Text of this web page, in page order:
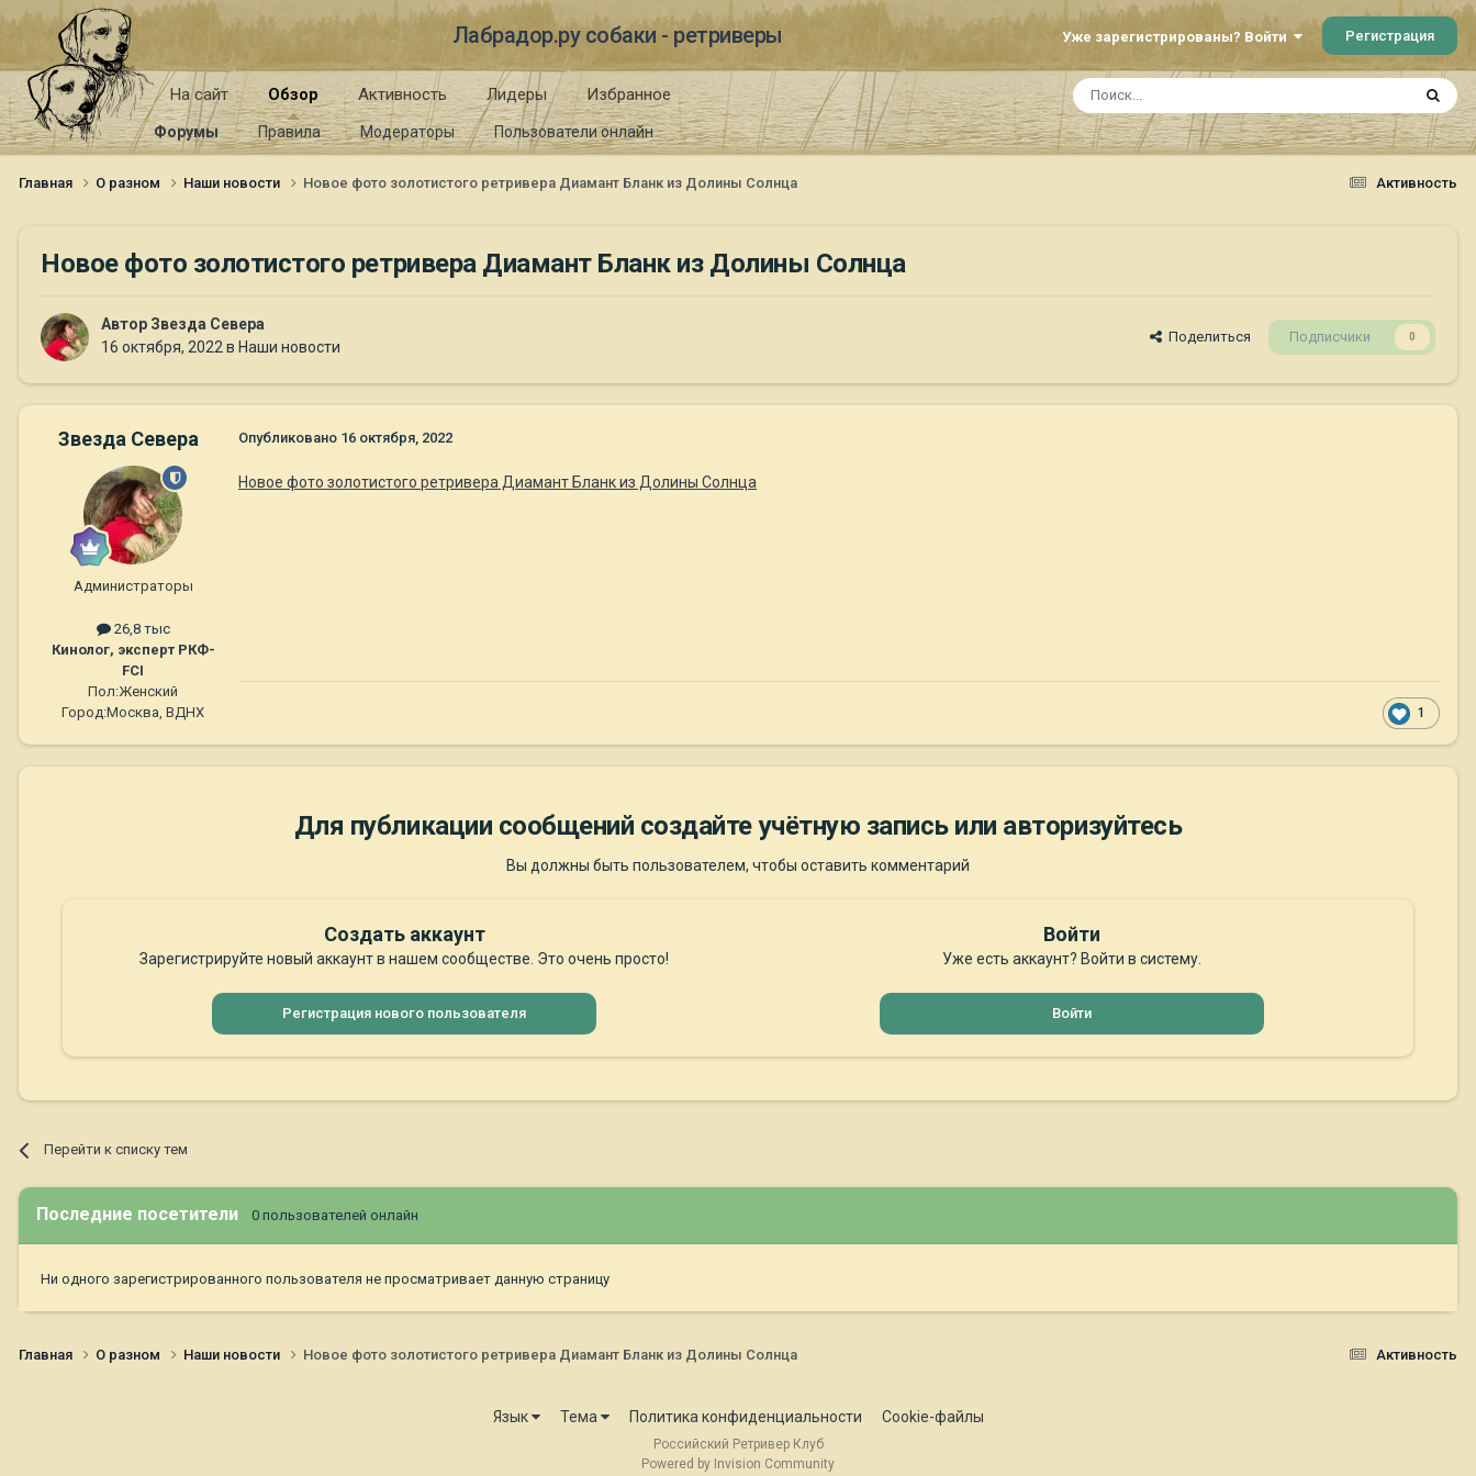
Лабрадор.ру собаки - ретриверы Уже зарегистрированы? Войти Регистрация
На сайт Обзор
Форумы Правила Модераторы Пользователи онлайн
Активность Лидеры Избранное
Активность
Главная О разном Наши новости Новое фото золотистого ретривера Диамант Бланк из Долины Солнца
Новое фото золотистого ретривера Диамант Бланк из Долины Солнца
Автор Звезда Севера
16 октября, 2022 в Наши новости
Поделиться Подписчики 0
Звезда Севера
Администраторы
26,8 тыс
Кинолог, эксперт РКФ-
FCI
Пол:Женский
Город:Москва, ВДНХ
Опубликовано 16 октября, 2022
Новое фото золотистого ретривера Диамант Бланк из Долины Солнца
1
Для публикации сообщений создайте учётную запись или авторизуйтесь
Вы должны быть пользователем, чтобы оставить комментарий
Создать аккаунт
Зарегистрируйте новый аккаунт в нашем сообществе. Это очень просто!
Регистрация нового пользователя
Войти
Уже есть аккаунт? Войти в систему.
Войти
Перейти к списку тем
Последние посетители 0 пользователей онлайн
Ни одного зарегистрированного пользователя не просматривает данную страницу
Активность
Главная О разном Наши новости Новое фото золотистого ретривера Диамант Бланк из Долины Солнца
Язык Тема Политика конфиденциальности Cookie-файлы
Российский Ретривер Клуб
Powered by Invision Community